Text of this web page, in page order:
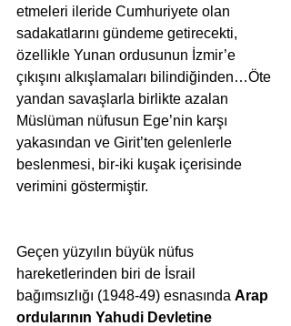
etmeleri ileride Cumhuriyete olan
sadakatlarını gündeme getirecekti,
özellikle Yunan ordusunun İzmir’e
çıkışını alkışlamaları bilindiğinden…Öte
yandan savaşlarla birlikte azalan
Müslüman nüfusun Ege’nin karşı
yakasından ve Girit’ten gelenlerle
beslenmesi, bir-iki kuşak içerisinde
verimini göstermiştir.
Geçen yüzyılın büyük nüfus
hareketlerinden biri de İsrail
bağımsızlığı (1948-49) esnasında Arap
ordularının Yahudi Devletine